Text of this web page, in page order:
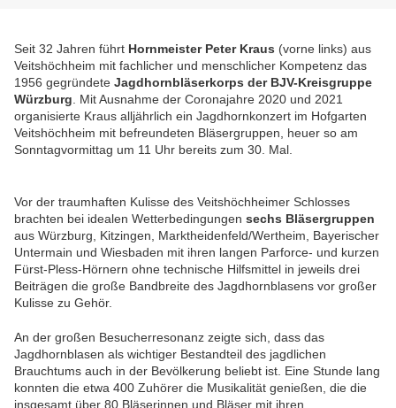
Seit 32 Jahren führt Hornmeister Peter Kraus (vorne links) aus
Veitshöchheim mit fachlicher und menschlicher Kompetenz das
1956 gegründete Jagdhornbläserkorps der BJV-Kreisgruppe
Würzburg . Mit Ausnahme der Coronajahre 2020 und 2021
organisierte Kraus alljährlich ein Jagdhornkonzert im Hofgarten
Veitshöchheim mit befreundeten Bläsergruppen, heuer so am
Sonntagvormittag um 11 Uhr bereits zum 30. Mal.
Vor der traumhaften Kulisse des Veitshöchheimer Schlosses
brachten bei idealen Wetterbedingungen sechs Bläsergruppen
aus Würzburg, Kitzingen, Marktheidenfeld/Wertheim, Bayerischer
Untermain und Wiesbaden mit ihren langen Parforce- und kurzen
Fürst-Pless-Hörnern ohne technische Hilfsmittel in jeweils drei
Beiträgen die große Bandbreite des Jagdhornblasens vor großer
Kulisse zu Gehör.
An der großen Besucherresonanz zeigte sich, dass das
Jagdhornblasen als wichtiger Bestandteil des jagdlichen
Brauchtums auch in der Bevölkerung beliebt ist. Eine Stunde lang
konnten die etwa 400 Zuhörer die Musikalität genießen, die die
insgesamt über 80 Bläserinnen und Bläser mit ihren